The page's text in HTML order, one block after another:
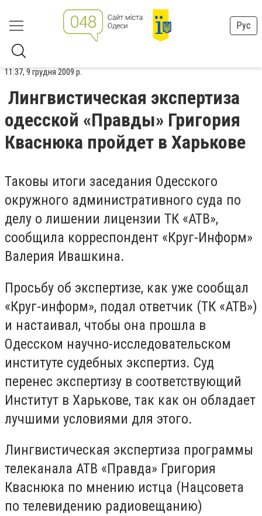
Рус
11:37, 9 грудня 2009 р.
Лингвистическая экспертиза
одесской «Правды» Григория
Кваснюка пройдет в Харькове
Таковы итоги заседания Одесского
окружного административного суда по
делу о лишении лицензии ТК «АТВ»,
сообщила корреспондент «Круг-Информ»
Валерия Ивашкина.
Просьбу об экспертизе, как уже сообщал
«Круг-информ», подал ответчик (ТК «АТВ»)
и настаивал, чтобы она прошла в
Одесском научно-исследовательском
институте судебных экспертиз. Суд
перенес экспертизу в соответствующий
Институт в Харькове, так как он обладает
лучшими условиями для этого.
Лингвистическая экспертиза программы
телеканала АТВ «Правда» Григория
Кваснюка по мнению истца (Нацсовета
по телевидению радиовещанию)